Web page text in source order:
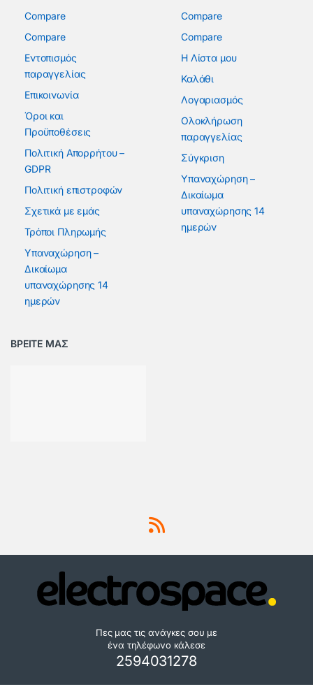
Compare
Compare
Εντοπισμός
παραγγελίας
Επικοινωνία
Όροι και
Προϋποθέσεις
Πολιτική Απορρήτου –
GDPR
Πολιτική επιστροφών
Σχετικά με εμάς
Τρόποι Πληρωμής
Υπαναχώρηση –
Δικαίωμα
υπαναχώρησης 14
ημερών
Compare
Compare
Η Λίστα μου
Καλάθι
Λογαριασμός
Ολοκλήρωση
παραγγελίας
Σύγκριση
Υπαναχώρηση –
Δικαίωμα
υπαναχώρησης 14
ημερών
ΒΡΕΙΤΕ ΜΑΣ
Πες μας τις ανάγκες σου με
ένα τηλέφωνο κάλεσε
2594031278